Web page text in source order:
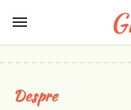
Despre